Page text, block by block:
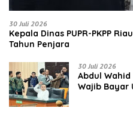
30 Juli 2026
Kepala Dinas PUPR-PKPP
Tahun Penjara
30 Juli 2026
‎‎Abdul Wahid
Wajib Bayar